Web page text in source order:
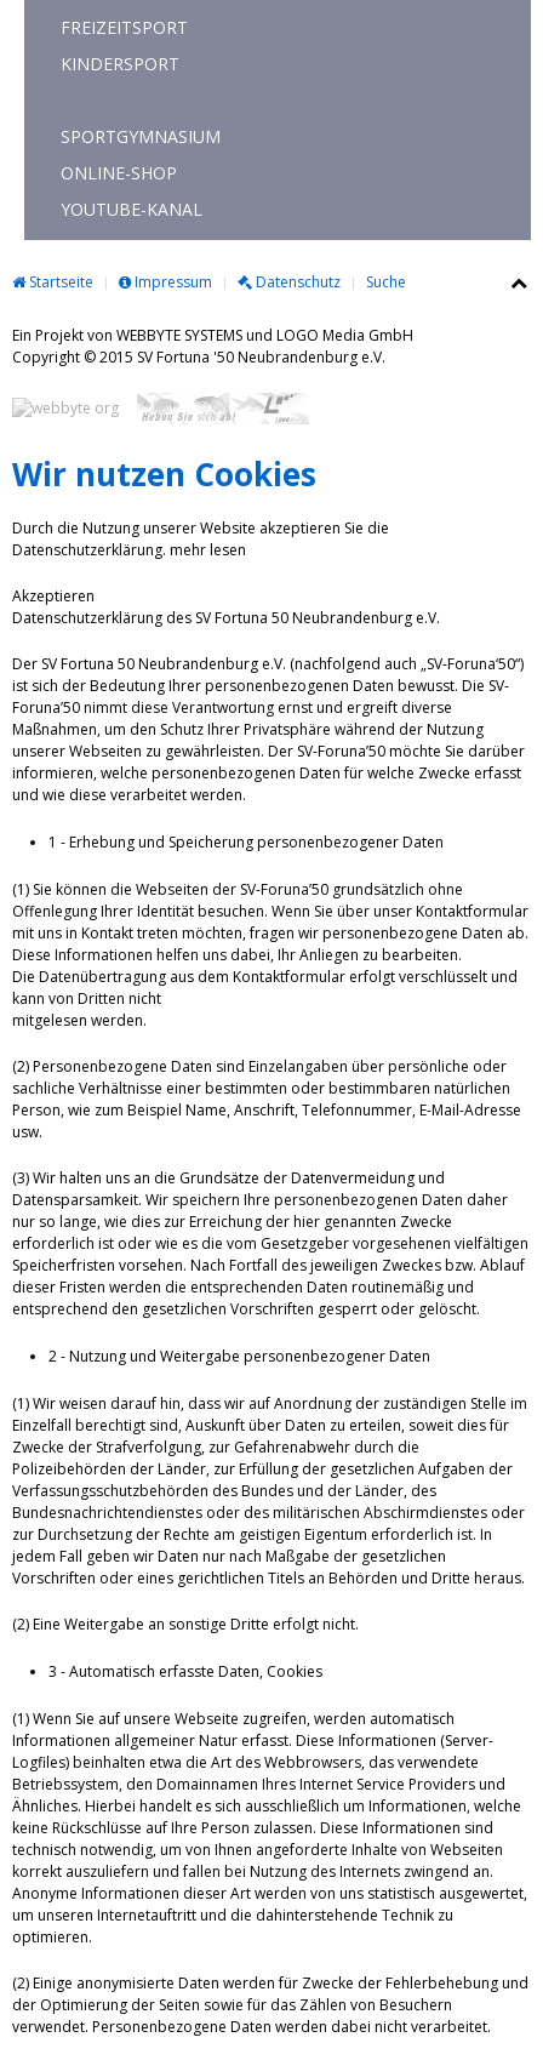
FREIZEITSPORT
KINDERSPORT
SPORTGYMNASIUM
ONLINE-SHOP
YOUTUBE-KANAL
Startseite Impressum Datenschutz Suche
Ein Projekt von WEBBYTE SYSTEMS und LOGO Media GmbH
Copyright © 2015 SV Fortuna '50 Neubrandenburg e.V.
Wir nutzen Cookies
Durch die Nutzung unserer Website akzeptieren Sie die
Datenschutzerklärung. mehr lesen
Akzeptieren
Datenschutzerklärung des SV Fortuna 50 Neubrandenburg e.V.
Der SV Fortuna 50 Neubrandenburg e.V. (nachfolgend auch „SV-Foruna‘50“)
ist sich der Bedeutung Ihrer personenbezogenen Daten bewusst. Die SV-
Foruna’50 nimmt diese Verantwortung ernst und ergreift diverse
Maßnahmen, um den Schutz Ihrer Privatsphäre während der Nutzung
unserer Webseiten zu gewährleisten. Der SV-Foruna’50 möchte Sie darüber
informieren, welche personenbezogenen Daten für welche Zwecke erfasst
und wie diese verarbeitet werden.
1 - Erhebung und Speicherung personenbezogener Daten
(1) Sie können die Webseiten der SV-Foruna’50 grundsätzlich ohne
Offenlegung Ihrer Identität besuchen. Wenn Sie über unser Kontaktformular
mit uns in Kontakt treten möchten, fragen wir personenbezogene Daten ab.
Diese Informationen helfen uns dabei, Ihr Anliegen zu bearbeiten.
Die Datenübertragung aus dem Kontaktformular erfolgt verschlüsselt und
kann von Dritten nicht
mitgelesen werden.
(2) Personenbezogene Daten sind Einzelangaben über persönliche oder
sachliche Verhältnisse einer bestimmten oder bestimmbaren natürlichen
Person, wie zum Beispiel Name, Anschrift, Telefonnummer, E-Mail-Adresse
usw.
(3) Wir halten uns an die Grundsätze der Datenvermeidung und
Datensparsamkeit. Wir speichern Ihre personenbezogenen Daten daher
nur so lange, wie dies zur Erreichung der hier genannten Zwecke
erforderlich ist oder wie es die vom Gesetzgeber vorgesehenen vielfältigen
Speicherfristen vorsehen. Nach Fortfall des jeweiligen Zweckes bzw. Ablauf
dieser Fristen werden die entsprechenden Daten routinemäßig und
entsprechend den gesetzlichen Vorschriften gesperrt oder gelöscht.
2 - Nutzung und Weitergabe personenbezogener Daten
(1) Wir weisen darauf hin, dass wir auf Anordnung der zuständigen Stelle im
Einzelfall berechtigt sind, Auskunft über Daten zu erteilen, soweit dies für
Zwecke der Strafverfolgung, zur Gefahrenabwehr durch die
Polizeibehörden der Länder, zur Erfüllung der gesetzlichen Aufgaben der
Verfassungsschutzbehörden des Bundes und der Länder, des
Bundesnachrichtendienstes oder des militärischen Abschirmdienstes oder
zur Durchsetzung der Rechte am geistigen Eigentum erforderlich ist. In
jedem Fall geben wir Daten nur nach Maßgabe der gesetzlichen
Vorschriften oder eines gerichtlichen Titels an Behörden und Dritte heraus.
(2) Eine Weitergabe an sonstige Dritte erfolgt nicht.
3 - Automatisch erfasste Daten, Cookies
(1) Wenn Sie auf unsere Webseite zugreifen, werden automatisch
Informationen allgemeiner Natur erfasst. Diese Informationen (Server-
Logfiles) beinhalten etwa die Art des Webbrowsers, das verwendete
Betriebssystem, den Domainnamen Ihres Internet Service Providers und
Ähnliches. Hierbei handelt es sich ausschließlich um Informationen, welche
keine Rückschlüsse auf Ihre Person zulassen. Diese Informationen sind
technisch notwendig, um von Ihnen angeforderte Inhalte von Webseiten
korrekt auszuliefern und fallen bei Nutzung des Internets zwingend an.
Anonyme Informationen dieser Art werden von uns statistisch ausgewertet,
um unseren Internetauftritt und die dahinterstehende Technik zu
optimieren.
(2) Einige anonymisierte Daten werden für Zwecke der Fehlerbehebung und
der Optimierung der Seiten sowie für das Zählen von Besuchern
verwendet. Personenbezogene Daten werden dabei nicht verarbeitet.